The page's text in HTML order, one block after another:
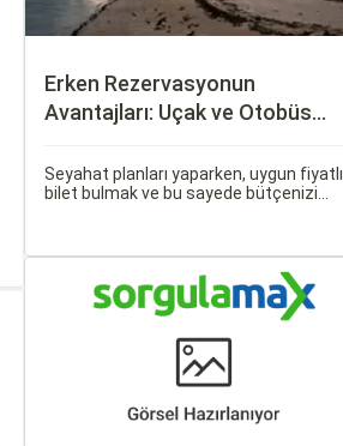
Erken Rezervasyonun
Avantajları: Uçak ve Otobüs
Seyahat planları yaparken, uygun fiyatlı
bilet bulmak ve bu sayede bütçenizi
aynı zamanda daha kaliteli bir seyahat
deneyimi yaşamanızı sağlar.